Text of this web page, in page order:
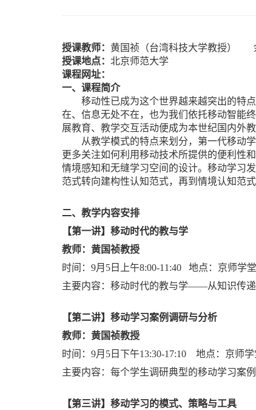
授课教师： 黄国祯（台湾科技大学教授）
授课地点： 北京师范大学
课程网址：
一、课程简介
移动性已成为这个世界越来越突出的特
在、信息无处不在，也为我们依托移动智能
展教育、教学交互活动便成为本世纪国内外
从教学模式的特点来划分，第一代移动
更多关注如何利用移动技术所提供的便利性
情境感知和无缝学习空间的设计。移动学习
范式转向建构性认知范式，再到情境认知范式
二、教学内容安排
【第一讲】移动时代的教与学
教师：黄国祯教授
时间： 9月 5 日上午8:00-11:40
地点：京师学
主要内容：移动时代的教与学——从知识传
【第二讲】移动学习案例调研与分析
教师：黄国祯教授
时间： 9月 5 日下午13:30-17:10
地点：京师
主要内容：每个学生调研典型的移动学习案
【第三讲】移动学习的模式、策略与工具